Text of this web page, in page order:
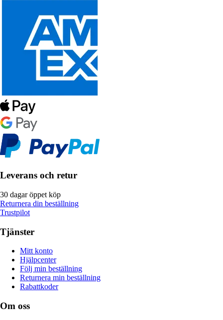
Leverans och retur
30 dagar öppet köp
Returnera din beställning
Trustpilot
Tjänster
Mitt konto
Hjälpcenter
Följ min beställning
Returnera min beställning
Rabattkoder
Om oss